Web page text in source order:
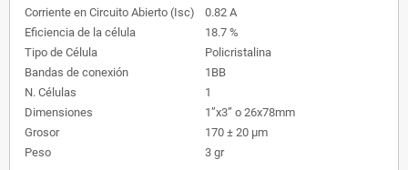
Corriente en Circuito Abierto (Isc)
0.82 A
Eficiencia de la célula
18.7 %
Tipo de Célula
Policristalina
Bandas de conexión
1BB
N. Células
1
Dimensiones
1”x3” o 26x78mm
Grosor
170 ± 20 µm
Peso
3 gr